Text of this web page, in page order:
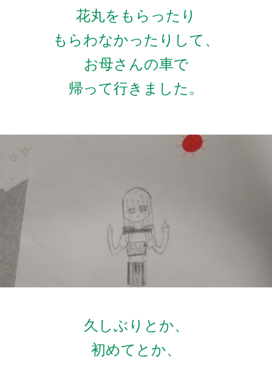
花丸をもらったり
もらわなかったりして、
お母さんの車で
帰って行きました。
久しぶりとか、
初めてとか、